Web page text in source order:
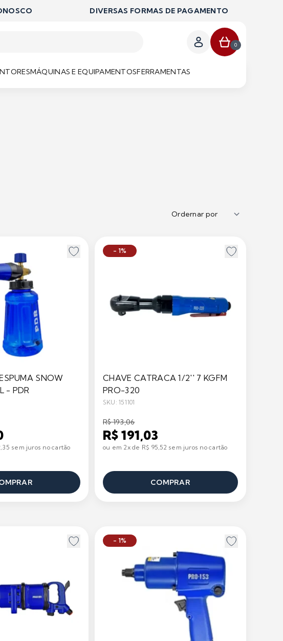
DIVERSAS FORMAS DE PAGAMENTO
0
MÁQUINAS E EQUIPAMENTOSFERRAMENTAS
SNOW
- PDR
sem juros no cartão
- 1%
CHAVE CATRACA 1/2'' 7 KGFM
PRO-320
SKU: 151101
R$ 193,06
R$ 191,03
ou em 2x de R$ 95,52 sem juros no cartão
COMPRAR
- 1%